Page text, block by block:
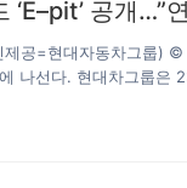
공개…”
공=현대자동차그룹)
나선다. 현대차그룹은
톱을 지향하고, 충전과